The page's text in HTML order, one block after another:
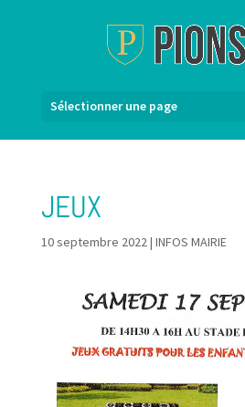
Sélectionner une page
JEUX
10 septembre 2022| INFOS MAIRIE